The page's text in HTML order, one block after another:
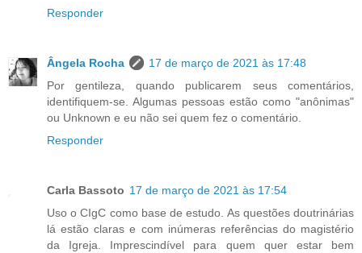
Responder
Ângela Rocha
17 de março de 2021 às 17:48
Por gentileza, quando publicarem seus comentários,
identifiquem-se. Algumas pessoas estão como "anônimas"
ou Unknown e eu não sei quem fez o comentário.
Responder
Carla Bassoto 17 de março de 2021 às 17:54
Uso o CIgC como base de estudo. As questões doutrinárias
lá estão claras e com inúmeras referências do magistério
da Igreja. Imprescindível para quem quer estar bem